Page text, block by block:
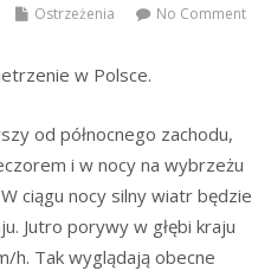
Ostrzeżenia No Comment
w Polsce.
od północnego zachodu,
i w nocy na wybrzeżu
ciągu nocy silny wiatr będzie
Jutro porywy w głębi kraju
h. Tak wyglądają obecne